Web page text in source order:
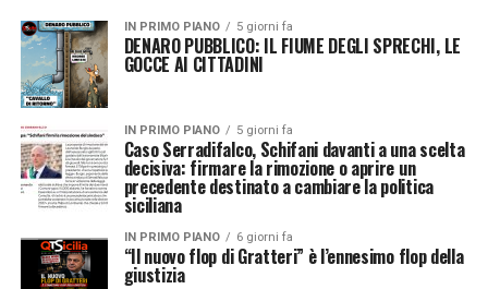
IN PRIMO PIANO 5 giorni fa
DENARO PUBBLICO: IL FIUME DEGLI SPRECHI, LE
GOCCE AI CITTADINI
IN PRIMO PIANO 5 giorni fa
Caso Serradifalco, Schifani davanti a una scelta
decisiva: firmare la rimozione o aprire un
precedente destinato a cambiare la politica
siciliana
IN PRIMO PIANO 6 giorni fa
“Il nuovo flop di Gratteri” è l’ennesimo flop della
giustizia